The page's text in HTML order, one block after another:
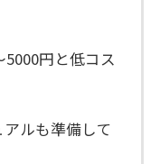
円と低コス
ルも準備して